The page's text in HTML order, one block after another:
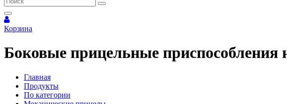
Корзина
Боковые прицельные приспособления
Главная
Продукты
По категории